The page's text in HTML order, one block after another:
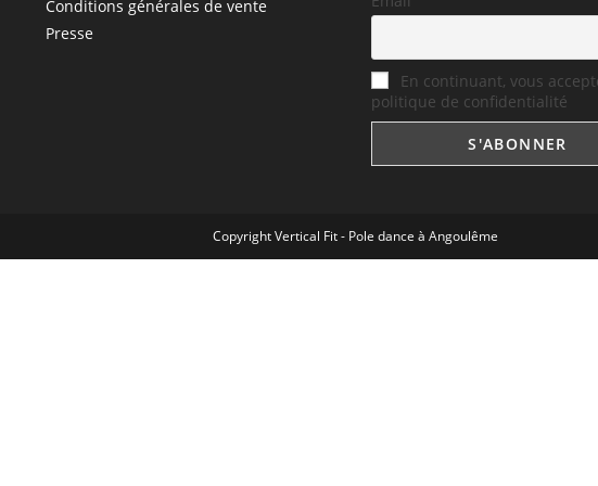
Conditions générales de vente
Presse
En continuant, vous
politique de confidentialité
Copyright Vertical Fit - Pole dance à Angoulême